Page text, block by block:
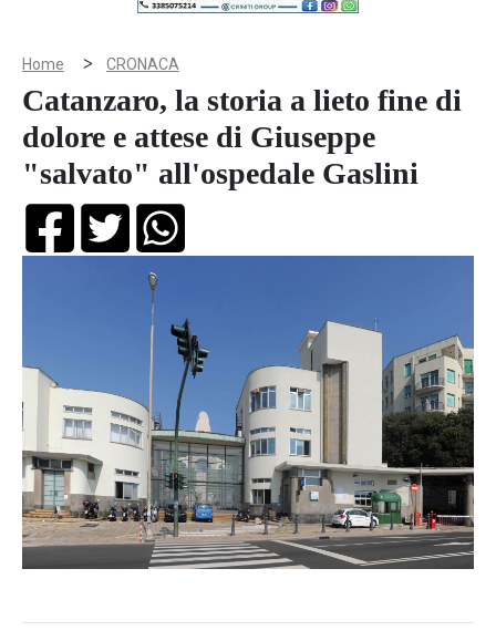
Home > CRONACA
Catanzaro, la storia a lieto fine di
dolore e attese di Giuseppe
"salvato" all'ospedale Gaslini